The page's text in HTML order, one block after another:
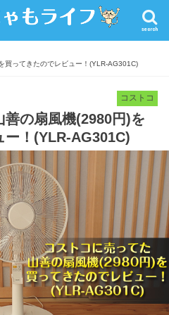
search
買ってきたのでレビュー！(YLR-AG301C)
コストコ
善の扇風機(2980円)を
ー！(YLR-AG301C)